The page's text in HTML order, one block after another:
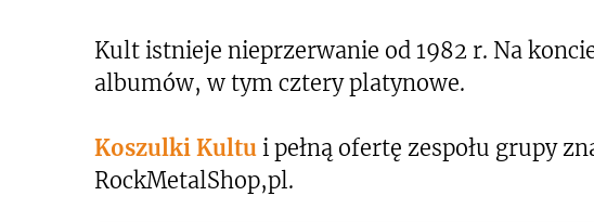
Kult istnieje nieprzerwanie od 1982 r. Na
albumów, w tym cztery platynowe.
Koszulki Kultu i pełną ofertę zespołu grupy
RockMetalShop,pl.